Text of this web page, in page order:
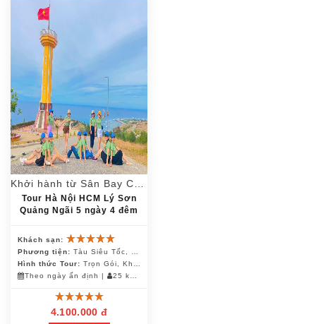
Tour Hà Nội HCM Lý Sơn
Quảng Ngãi 5 ngày 4 đêm
Khách sạn:
Phương tiện: Tàu Siêu Tốc, Canô, Ô Tô
Hình thức Tour: Trọn Gói, Khách Đoàn
Theo ngày ấn định
| 25 khách
4.100.000 đ